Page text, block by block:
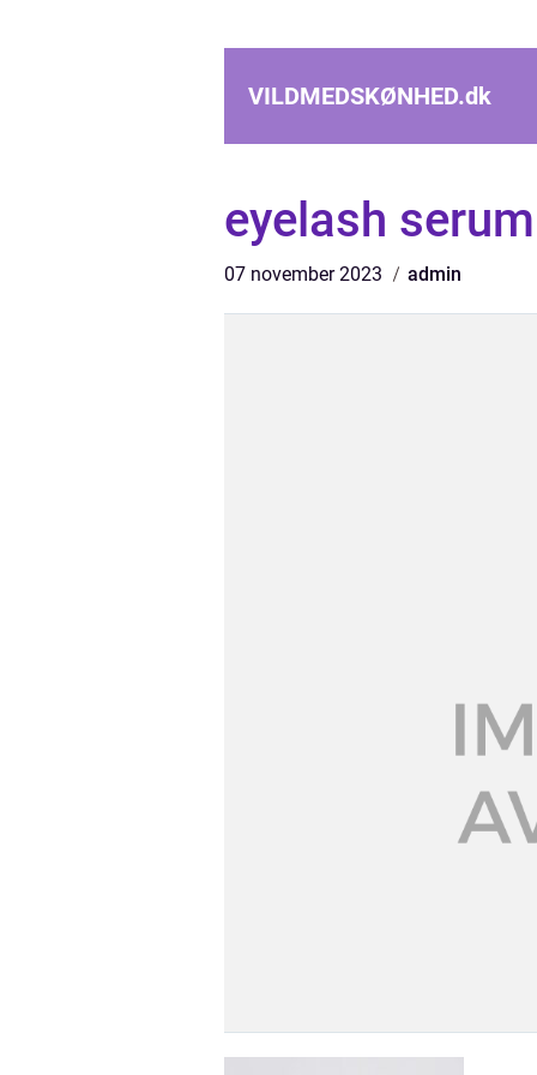
VILDMEDSKØNHED.dk
eyelash serum
07 november 2023 admin